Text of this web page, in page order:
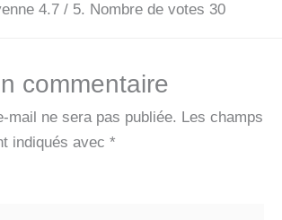
4.7/ 5. Nombre de votes 30
commentaire
mail ne sera pas publiée. Les champs
indiqués avec *